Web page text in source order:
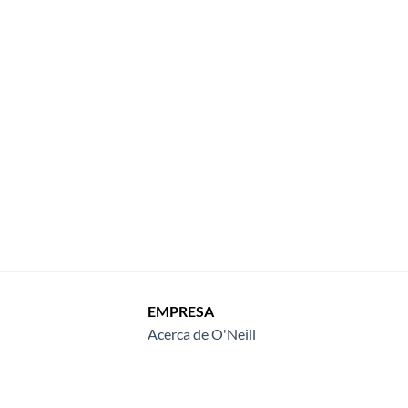
EMPRESA
Acerca de O'Neill